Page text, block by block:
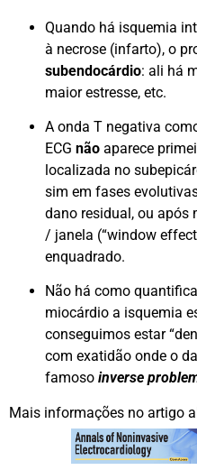
Quando há isquemia
à necrose (infarto), o
subendocárdio: ali há
maior estresse, etc.
A onda T negativa
ECG não aparece
localizada no
sim em fases
dano residual, ou após
/ janela (“window
enquadrado.
Não há como
miocárdio a isquemia
conseguimos estar
com exatidão onde o
famoso inverse
Mais informações no artigo